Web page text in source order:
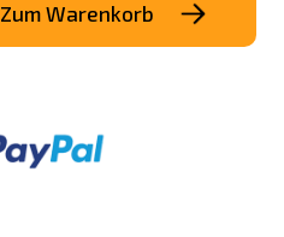
Zum Warenkorb